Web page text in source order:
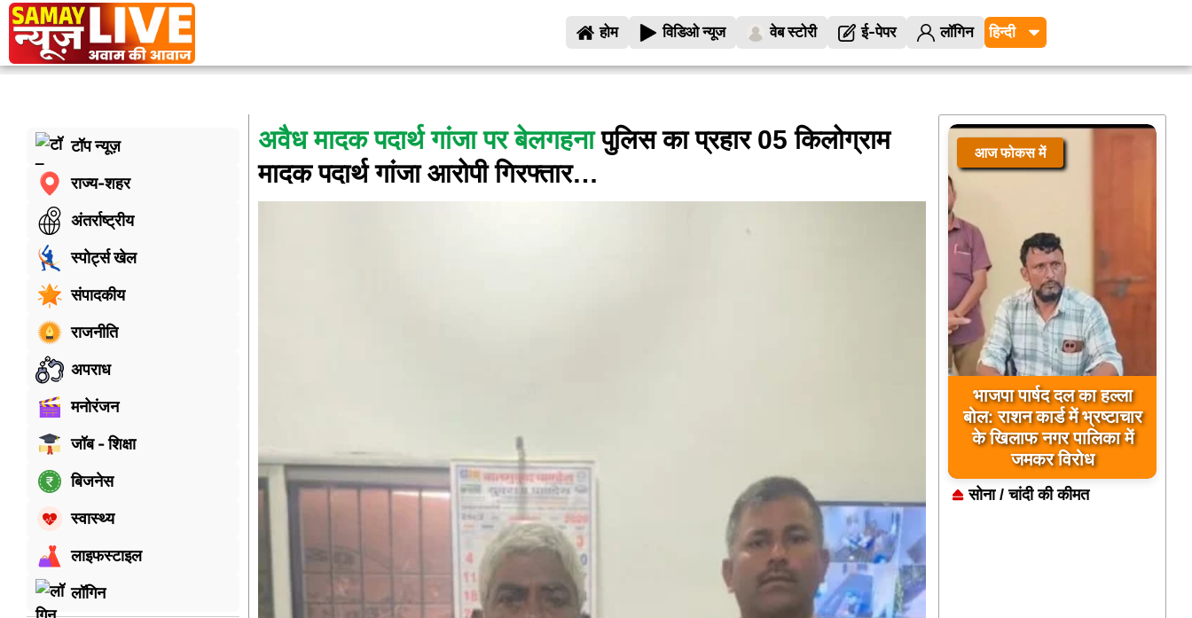
होम विडिओ न्यूज वेब स्टोरी ई-पेपर लॉगिन
टॉप न्यूज़
राज्य-शहर
अंतर्राष्ट्रीय
स्पोर्ट्स खेल
संपादकीय
राजनीति
अपराध
मनोरंजन
जॉब - शिक्षा
बिजनेस
स्वास्थ्य
लाइफस्टाइल
लॉगिन
अवैध मादक पदार्थ गांजा पर बेलगहनापुलिस का प्रहार 05 किलोग्राम
मादक पदार्थ गांजा आरोपी गिरफ्तार…
आज फोकस में
भाजपा पार्षद दल का हल्ला
बोल: राशन कार्ड में भ्रष्टाचार
के खिलाफ नगर पालिका में
जमकर विरोध
सोना / चांदी की कीमत